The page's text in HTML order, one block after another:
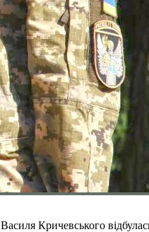
Кричевського